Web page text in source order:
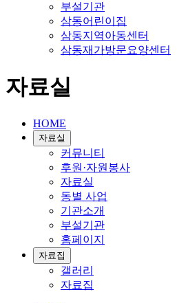
부설기관
삼동어린이집
삼동지역아동센터
삼동재가방문요양센터
자료실
HOME
자료실
커뮤니티
후원·자원봉사
자료실
동별 사업
기관소개
부설기관
홈페이지
자료집
갤러리
자료집